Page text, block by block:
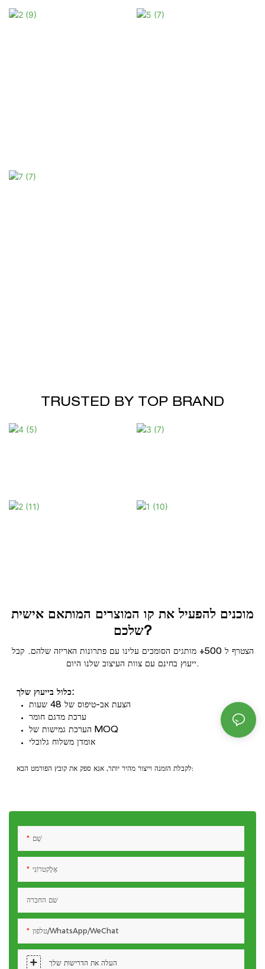
TRUSTED BY TOP BRAND
מוכנים להפעיל את קו המוצרים המותאם אישית
שלכם?
הצטרף ל 500+ מותגים הסומכים עלינו עם פתרונות האריזה שלהם. קבל
ייעוץ בחינם עם צוות העיצוב שלנו היום.
כלול בייעוץ שלך:
הצעת אב-טיפוס של 48 שעות
ערכת מדגם חומר
הערכת גמישות של MOQ
אומדן משלוח גלובלי
לקבלת הזמנה וייצור מהיר יותר, אנא ספק את קובץ הפורמט הבא:
שֵׁם
אֶלֶקטרוֹנִי
שם החברה
טלפון/WhatsApp/WeChat
העלה את הדרישות שלך